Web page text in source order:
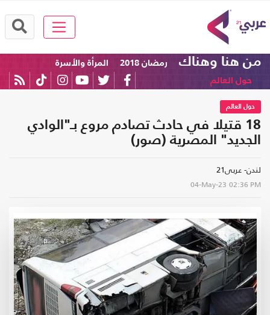
من هنا وهناك رمضان 2018
المرأة والأسرة
حول العالم
حول العالم
18 قتيلا في حادث تصادم مروع بـ"الوادي
الجديد" المصرية (صور)
لندن- عربى21
04-May-23 02:36 PM